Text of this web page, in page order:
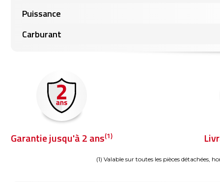
Puissance
Carburant
Garantie jusqu'à 2 ans(1)
(1) Valable sur toutes les pièces détachées,